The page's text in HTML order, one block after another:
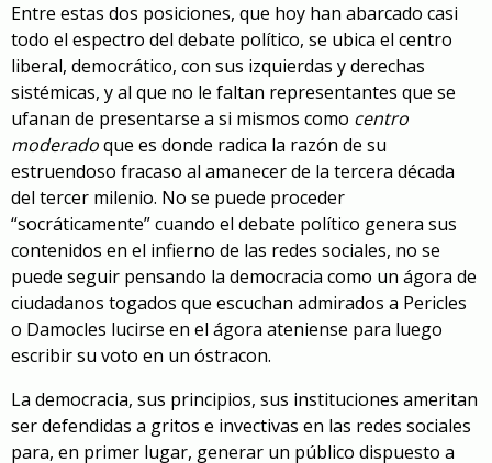
Entre estas dos posiciones, que hoy han abarcado casi
todo el espectro del debate político, se ubica el centro
liberal, democrático, con sus izquierdas y derechas
sistémicas, y al que no le faltan representantes que se
ufanan de presentarse a si mismos como centro
moderadoque es donde radica la razón de su
estruendoso fracaso al amanecer de la tercera década
del tercer milenio. No se puede proceder
“socráticamente” cuando el debate político genera sus
contenidos en el infierno de las redes sociales, no se
puede seguir pensando la democracia como un ágora de
ciudadanos togados que escuchan admirados a Pericles
o Damocles lucirse en el ágora ateniense para luego
escribir su voto en un óstracon.
La democracia, sus principios, sus instituciones ameritan
ser defendidas a gritos e invectivas en las redes sociales
para, en primer lugar, generar un público dispuesto a